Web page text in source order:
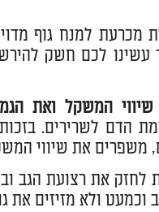
למנח גוף
עשינו לכם חשק
המשקל ואת
הדם לשרירים.
את שיווי
לחזק את רצועת הגב
ולא מזיזים את